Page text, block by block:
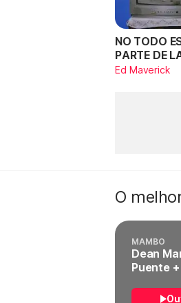
NO TODO
PARTE DE
Ed Maverick
O
MAMBO
Dean
Puente